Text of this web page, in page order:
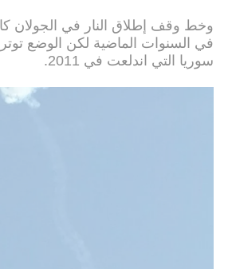
وخط وقف إطلاق النار في الجولان كان
في السنوات الماضية لكن الوضع
سوريا التي اندلعت في 2011.